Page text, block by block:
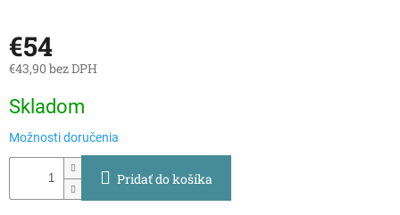
€54
€43,90 bez DPH
cena:
Skladom
Možnosti doručenia
Pridať do košíka